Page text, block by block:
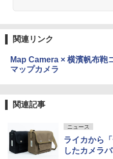
関連リンク
Map Camera × 横濱帆布鞄
マップカメラ
関連記事
ニュース
ライカから
したカメラ